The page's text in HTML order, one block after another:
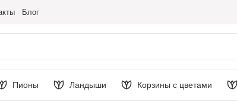
Блог
Пионы Ландыши Корзины с цветами